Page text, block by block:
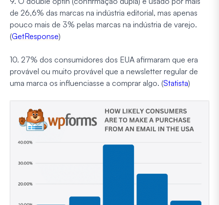
de 26,6% das marcas na indústria editorial, mas apenas
pouco mais de 3% pelas marcas na indústria de varejo.
(GetResponse)
10. 27% dos consumidores dos EUA afirmaram que era
provável ou muito provável que a newsletter regular de
uma marca os influenciasse a comprar algo. (Statista)